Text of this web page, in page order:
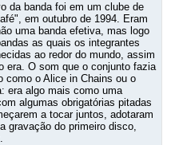
da banda foi em um clube de
em outubro de 1994. Eram
uma banda efetiva, mas logo
as quais os integrantes
ao redor do mundo, assim
era. O som que o conjunto fazia
como o Alice in Chains ou o
era algo mais como uma
algumas obrigatórias pitadas
a tocar juntos, adotaram
gravação do primeiro disco,